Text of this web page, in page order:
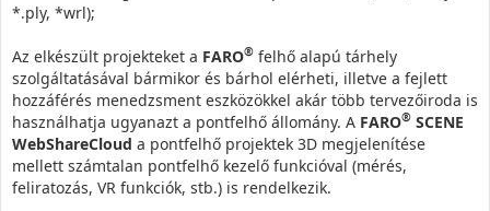
*.ply, *wrl);
Az elkészült projekteket a FARO® felhő alapú tárhely
szolgáltatásával bármikor és bárhol elérheti, illetve a fejlett
hozzáférés menedzsment eszközökkel akár több tervezőiroda is
használhatja ugyanazt a pontfelhő állomány. A FARO® SCENE
WebShareCloud a pontfelhő projektek 3D megjelenítése
mellett számtalan pontfelhő kezelő funkcióval (mérés,
feliratozás, VR funkciók, stb.) is rendelkezik.